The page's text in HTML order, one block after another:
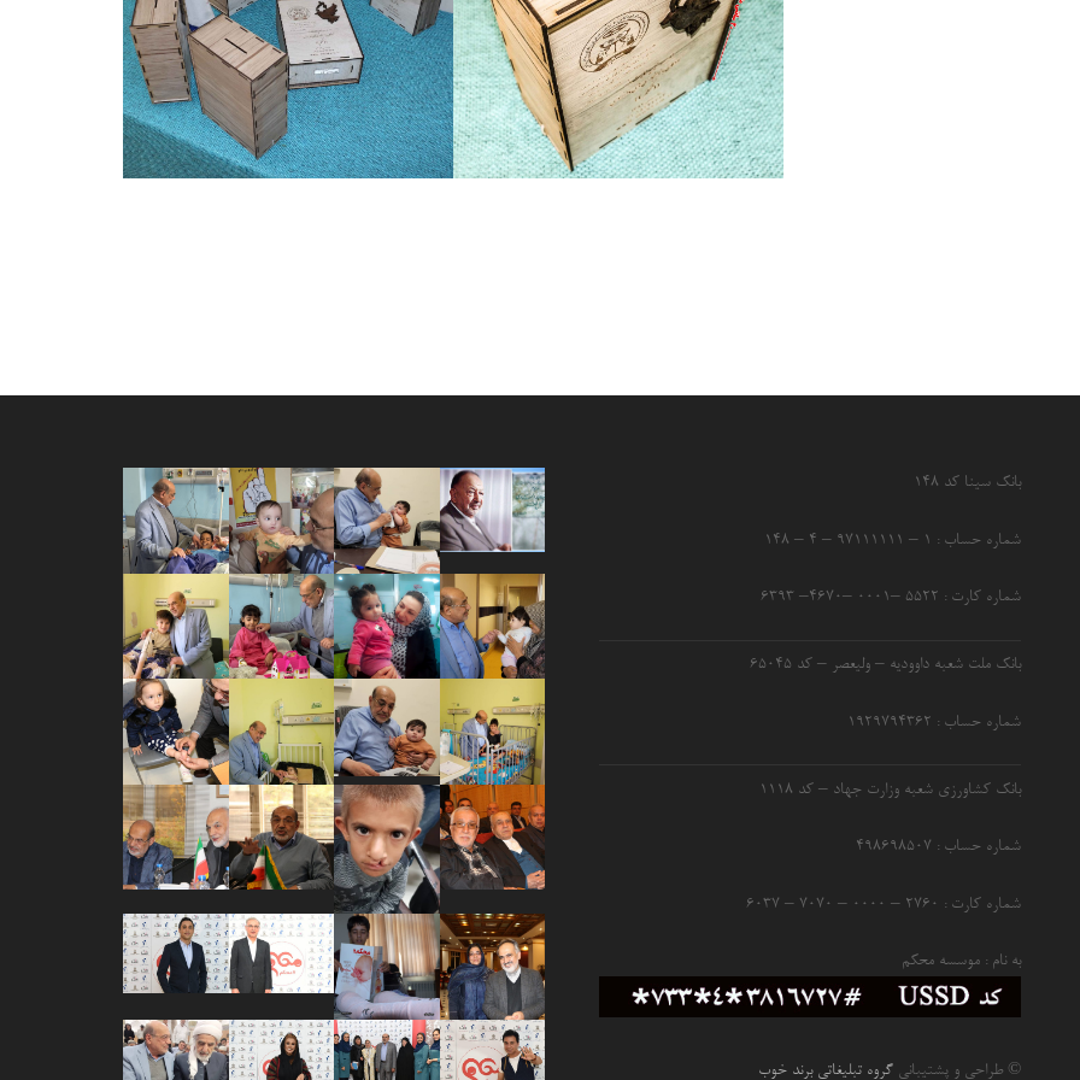
بانک سینا کد ۱۴۸
شماره حساب : ۱ – ۹۷۱۱۱۱۱۱ – ۴ – ۱۴۸
شماره کارت : ۵۵۲۲ –۰۰۰۱ –۴۶۷۰– ۶۳۹۳
بانک ملت شعبه داوودیه – ولیعصر – کد ۶۵۰۴۵
شماره حساب : ۱۹۲۹۷۹۴۳۶۲
بانک کشاورزی شعبه وزارت جهاد – کد 1118
شماره حساب : ۴۹۸۶۹۸۵۰۷
شماره کارت : ۲۷۶۰ – ۰۰۰۰ – ۷۰۷۰ – ۶۰۳۷
به نام : موسسه محکم
© طراحی و پشتیبانی گروه تبلیغاتی برند خوب